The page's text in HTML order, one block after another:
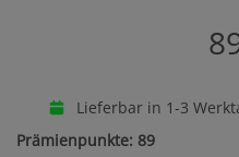
Lieferbar in 1-3
Prämienpunkte: 89